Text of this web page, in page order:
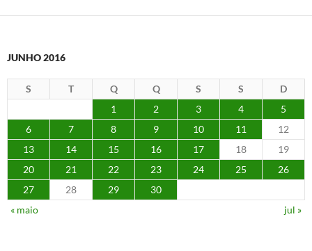
JUNHO 2016
S T Q Q S S
D
1
2 3 4
5
6
7 8 9 10 11
12
13
14 15 16 17 18
19
20
21 22 23 24 25
26
27
28 29
30
« maio
jul »